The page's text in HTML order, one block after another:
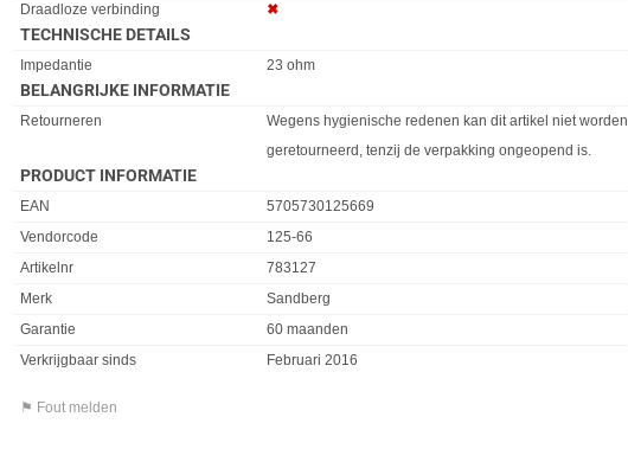
Draadloze verbinding
✖︎
TECHNISCHE DETAILS
Eigenschap
Impedantie 23 ohm
BELANGRIJKE INFORMATIE
Eigenschap
Retourneren
Wegens hygienische redenen kan dit artikel niet worden
geretourneerd, tenzij de verpakking ongeopend is.
PRODUCT INFORMATIE
EAN
5705730125669
Vendorcode
125-66
Artikelnr
783127
Merk
Sandberg
Garantie
60 maanden
Verkrijgbaar sinds
Februari 2016
⚑ Fout melden